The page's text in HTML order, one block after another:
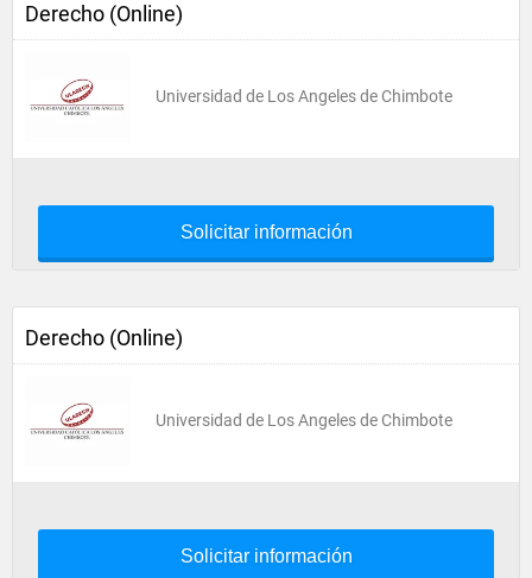
Derecho (Online)
Universidad de Los Angeles de Chimbote
Solicitar información
Derecho (Online)
Universidad de Los Angeles de Chimbote
Solicitar información